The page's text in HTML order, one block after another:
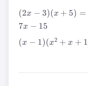
kb
+
d)
ac
(2x -
3)(x
+ 5)
=
(2x − 3)(x + 5) =
7x − 15
(x -
1)
(x − 1)(x2 + x + 1